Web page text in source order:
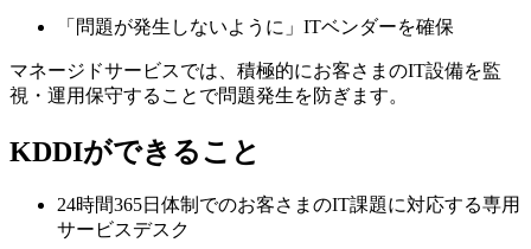
「問題が発生しないように」ITベンダーを確保
マネージドサービスでは、積極的にお客さまのIT設備を監
視・運用保守することで問題発生を防ぎます。
KDDIができること
24時間365日体制でのお客さまのIT課題に対応する専用
サービスデスク